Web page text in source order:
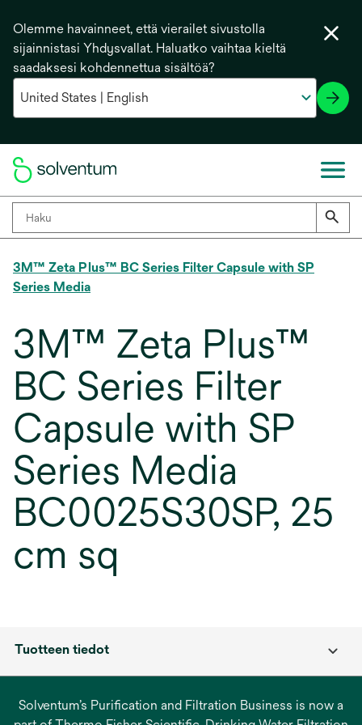
Olemme havainneet, että vierailet sivustolla
sijainnistasi Yhdysvallat. Haluatko vaihtaa kieltä
saadaksesi kohdennettua sisältöä?
3M™ Zeta Plus™ BC Series Filter Capsule with SP
Series Media
3M™ Zeta Plus™
BC Series Filter
Capsule with SP
Series Media
BC0025S30SP, 25
cm sq
Tuotteen tiedot
Solventum’s Purification and Filtration Business is now a